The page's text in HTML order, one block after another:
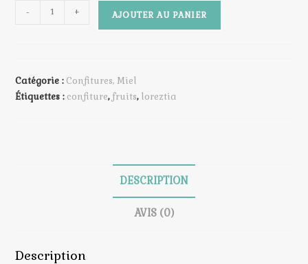
quantité
Confiture
de
- + AJOUTER AU PANIER
Catégorie : Confitures, Miel
Étiquettes : confiture, fruits, loreztia
DESCRIPTION
AVIS (0)
Description